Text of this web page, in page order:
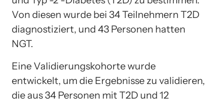
Von diesen wurde bei 34 Teilnehmern T2D
diagnostiziert, und 43 Personen hatten
NGT.
Eine Validierungskohorte wurde
entwickelt, um die Ergebnisse zu validieren,
die aus 34 Personen mit T2D und 12